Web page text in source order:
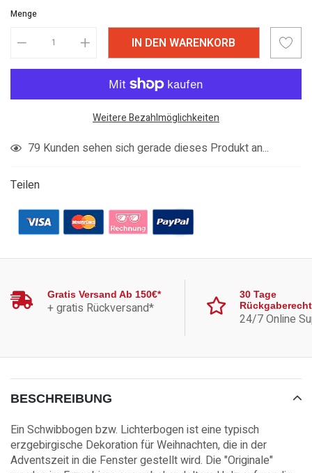
Menge
IN DEN WARENKORB
Weitere Bezahlmöglichkeiten
Produkt
den
Warenkorb
legen
79 Kunden sehen sich gerade dieses Produkt an...
Teilen
Gratis Versand Ab 150€*
+ gratis Rückversand*
30 Tage
Rückgaberecht
24/7 Online
BESCHREIBUNG
Ein Schwibbogen bzw. Lichterbogen ist eine typisch
erzgebirgische Dekoration für Weihnachten, die in der
Adventszeit in die Fenster gestellt wird. Die "Originale"